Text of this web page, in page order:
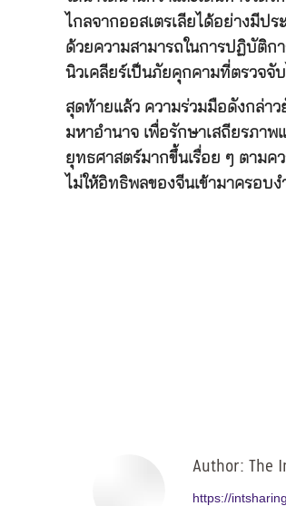
ไกลจากออสเตรเลียได้อย่างมีป
ด้วยความสามารถในการปฏิบัติก
นิวเคลียร์เป็นภัยคุกคามที่ตรวจจั
สุดท้ายแล้ว ความร่วมมือดังกล่าว
มหาอำนาจ เพื่อรักษาเสถียรภา
ยุทธศาสตร์มากขึ้นเรื่อย ๆ ตามค
ไม่ให้อิทธิพลของจีนเข้ามาครอบ
Author: The
https://